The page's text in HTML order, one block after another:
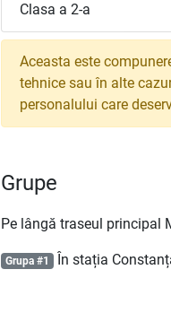
Clasa a 2-a
Aceasta este
tehnice sau în alte
personalului care
Grupe
Pe lângă traseul principal
Grupa #1 În stația